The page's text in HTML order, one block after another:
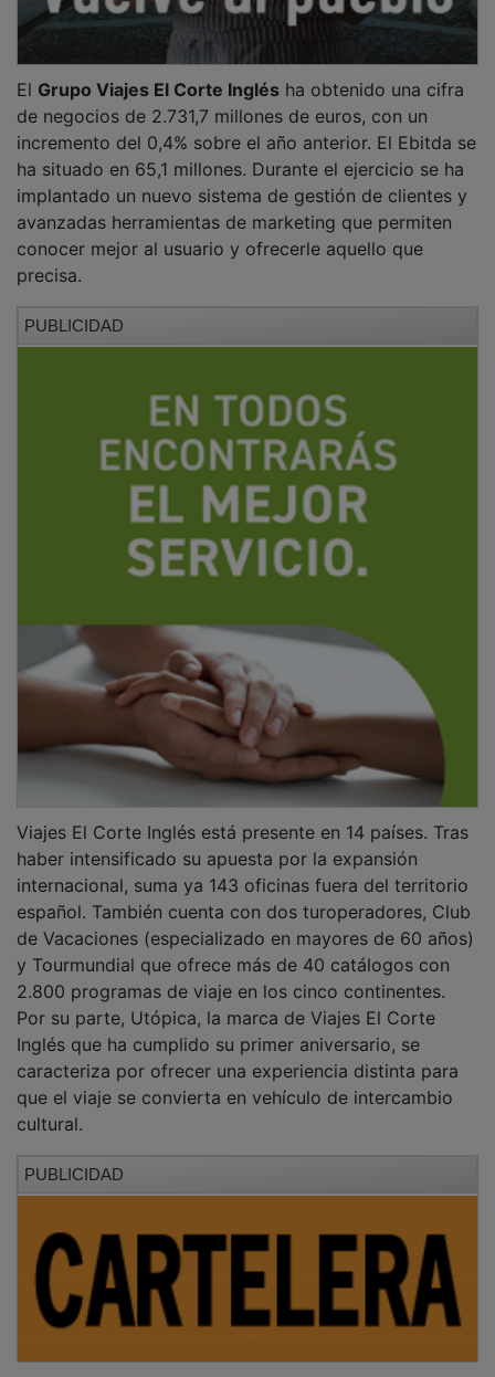
de negocios de 2.731,7 millones de euros, con un
incremento del 0,4% sobre el año anterior. El Ebitda se
ha situado en 65,1 millones. Durante el ejercicio se ha
implantado un nuevo sistema de gestión de clientes y
avanzadas herramientas de marketing que permiten
conocer mejor al usuario y ofrecerle aquello que
precisa.
haber intensificado su apuesta por la expansión
internacional, suma ya 143 oficinas fuera del territorio
español. También cuenta con dos turoperadores, Club
de Vacaciones (especializado en mayores de 60 años)
y Tourmundial que ofrece más de 40 catálogos con
2.800 programas de viaje en los cinco continentes.
Por su parte, Utópica, la marca de Viajes El Corte
Inglés que ha cumplido su primer aniversario, se
caracteriza por ofrecer una experiencia distinta para
que el viaje se convierta en vehículo de intercambio
cultural.